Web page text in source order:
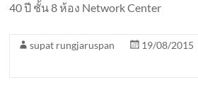
40 ปี ชั้น 8 ห้อง Network Center
supat rungjaruspan 19/08/2015